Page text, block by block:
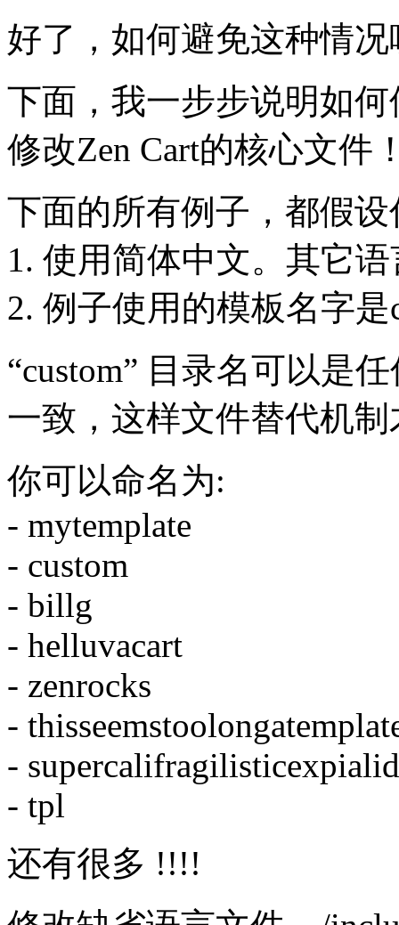
好了，如何避免这种情
下面，我一步步说明如
修改Zen Cart的核心文件
下面的所有例子，都假
1. 使用简体中文。其它
2. 例子使用的模板名字是
“custom” 目录名可以是
一致，这样文件替代机
你可以命名为:
- mytemplate
- custom
- billg
- helluvacart
- zenrocks
-
-
- tpl
还有很多 !!!!